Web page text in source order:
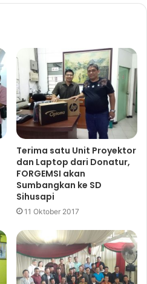
Terima satu Unit Proyektor
dan Laptop dari Donatur,
FORGEMSI akan
Sumbangkan ke SD
Sihusapi
11 Oktober 2017